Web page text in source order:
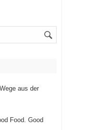
aus der
Food. Good